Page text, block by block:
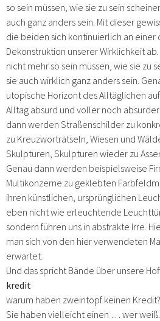
so sein müssen, wie sie zu sein
auch ganz anders sein. Mit dieser
die beiden sich kontinuierlich an einer
Dekonstruktion unserer Wirklichkeit
nicht mehr so sein müssen, wie sie zu
sie auch wirklich ganz anders sein.
utopische Horizont des Alltäglichen
Alltag absurd und voller noch
dann werden Straßenschilder zu
zu Kreuzworträtseln, Wiesen und
Skulpturen, Skulpturen wieder zu
Genau dann werden beispielsweise
Multikonzerne zu geklebten
ihren künstlichen, ursprünglichen
eben nicht wie erleuchtende
sondern führen uns in abstrakte Irre.
man sich von den hier verwendeten
erwartet.
Und das spricht Bände über unsere
kredit
warum haben zweintopf keinen Kredit?
Sie haben vielleicht einen … wer weiß.